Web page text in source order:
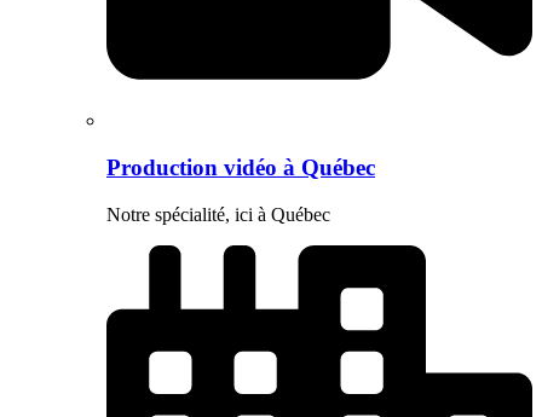
Production vidéo à Québec
Notre spécialité, ici à Québec